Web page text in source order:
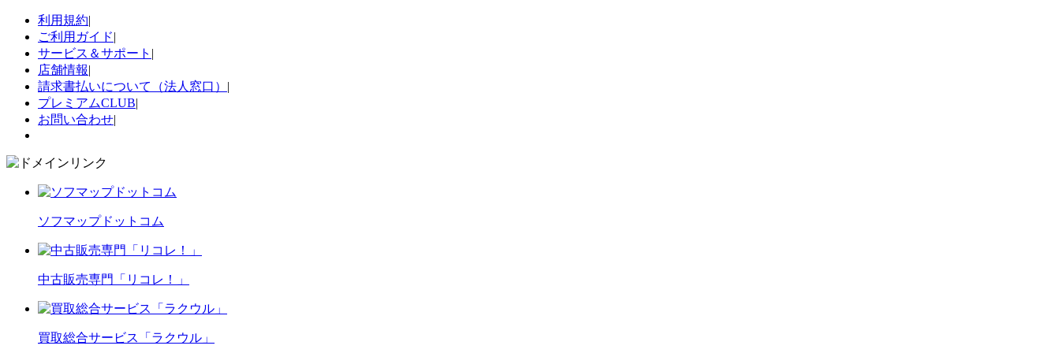
利用規約|
ご利用ガイド|
サービス＆サポート |
店舗情報|
請求書払いについて（法人窓口） |
プレミアムCLUB|
お問い合わせ|
ソフマップドットコム
中古販売専門「リコレ！」
買取総合サービス「ラクウル」